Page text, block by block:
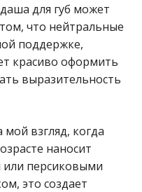
для губ может
что нейтральные
поддержке,
красиво оформить
выразительность
взгляд, когда
наносит
персиковыми
это создает